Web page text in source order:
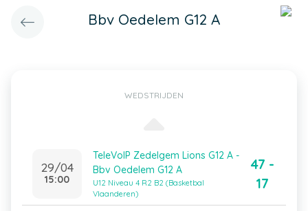
Bbv Oedelem G12 A
WEDSTRIJDEN
29/04
15:00
TeleVoIP Zedelgem Lions G12 A -
Bbv Oedelem G12 A
U12 Niveau 4 R2 B2 (Basketbal
Vlaanderen)
47 -
17